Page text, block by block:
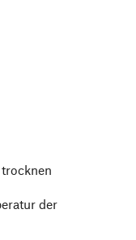
der